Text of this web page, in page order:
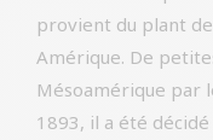
provient du plant
Amérique. De
Mésoamérique par
1893, il a été